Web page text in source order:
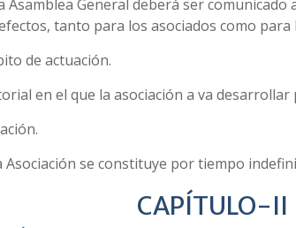
Asamblea General deberá ser
tanto para los asociados como
de actuación.
en el que la asociación a va
Asociación se constituye por tiempo
II